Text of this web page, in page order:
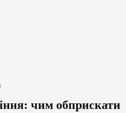
чим обприскати